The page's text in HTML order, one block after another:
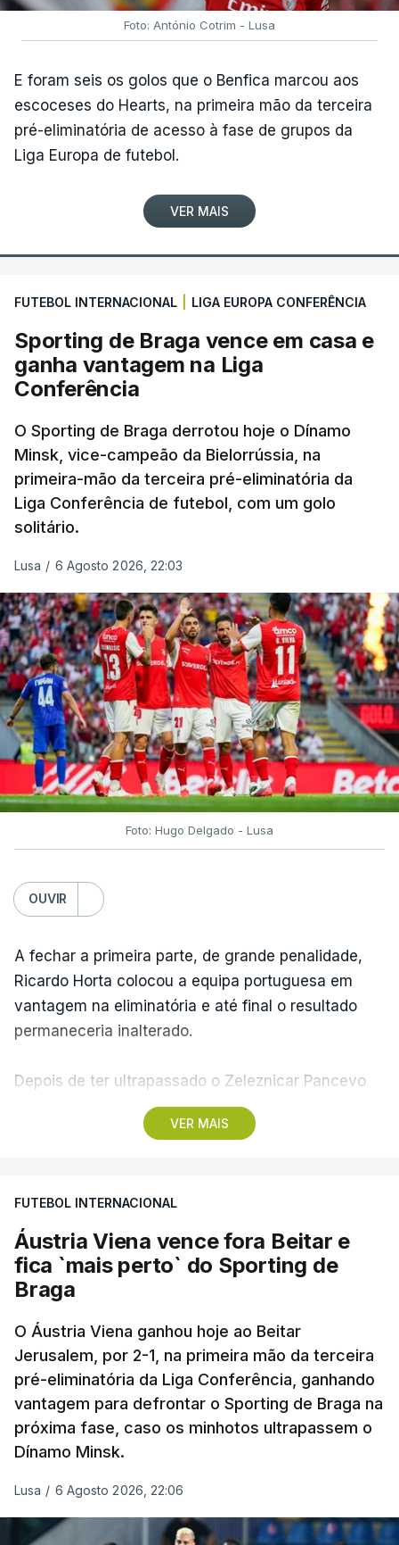
Foto: António Cotrim - Lusa
E foram seis os golos que o Benfica marcou aos
escoceses do Hearts, na primeira mão da terceira
pré-eliminatória de acesso à fase de grupos da
Liga Europa de futebol.
VER MAIS
FUTEBOL INTERNACIONAL LIGA EUROPA CONFERÊNCIA
Sporting de Braga vence em casa e
ganha vantagem na Liga
Conferência
O Sporting de Braga derrotou hoje o Dínamo
Minsk, vice-campeão da Bielorrússia, na
primeira-mão da terceira pré-eliminatória da
Liga Conferência de futebol, com um golo
solitário.
Lusa / 6 Agosto 2026, 22:03
Foto: Hugo Delgado - Lusa
OUVIR
VER MAIS
A fechar a primeira parte, de grande penalidade,
Ricardo Horta colocou a equipa portuguesa em
vantagem na eliminatória e até final o resultado
permaneceria inalterado.
Depois de ter ultrapassado o Zeleznicar Pancevo
na segunda pré-eliminatória de acesso à fase de
liga da Liga Conferência, caso elimine Dínamo de
ao facto de a Bielorrússia ser aliada da Rússia - o
Sporting de Braga irá defrontar no play-off o
vencedor da eliminatória entre Beitar e Áustria
Viena.
FUTEBOL INTERNACIONAL
Áustria Viena vence fora Beitar e
fica `mais perto` do Sporting de
Braga
O Áustria Viena ganhou hoje ao Beitar
Jerusalem, por 2-1, na primeira mão da terceira
pré-eliminatória da Liga Conferência, ganhando
vantagem para defrontar o Sporting de Braga na
próxima fase, caso os minhotos ultrapassem o
Dínamo Minsk.
Lusa / 6 Agosto 2026, 22:06